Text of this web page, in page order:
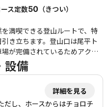
らしい登山体験を提供してく
訪れてみてはいかがでしょう
ス定数50 （きつい）
満喫できる登山ルートで、特
き立ちます。登山口は尾平ト
が完備されているためアクセ
斜面が続きますが、稜線に出
が迎えてくれ、心地よい風を
トで、特に家族連れや友人同
は九折越小屋があり、休憩や
設備
詳細を見る
だし、ホースからはチョロチ